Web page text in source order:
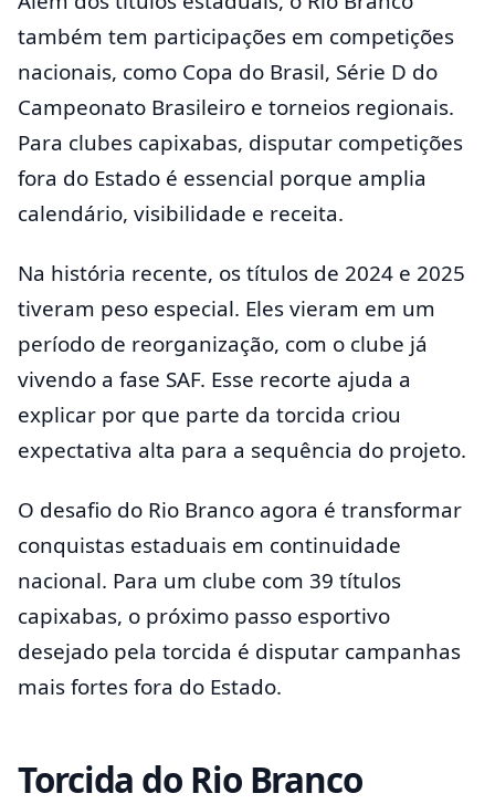
também tem participações em competições
nacionais, como Copa do Brasil, Série D do
Campeonato Brasileiro e torneios regionais.
Para clubes capixabas, disputar competições
fora do Estado é essencial porque amplia
calendário, visibilidade e receita.
Na história recente, os títulos de 2024 e 2025
tiveram peso especial. Eles vieram em um
período de reorganização, com o clube já
vivendo a fase SAF. Esse recorte ajuda a
explicar por que parte da torcida criou
expectativa alta para a sequência do projeto.
O desafio do Rio Branco agora é transformar
conquistas estaduais em continuidade
nacional. Para um clube com 39 títulos
capixabas, o próximo passo esportivo
desejado pela torcida é disputar campanhas
mais fortes fora do Estado.
Torcida do Rio Branco